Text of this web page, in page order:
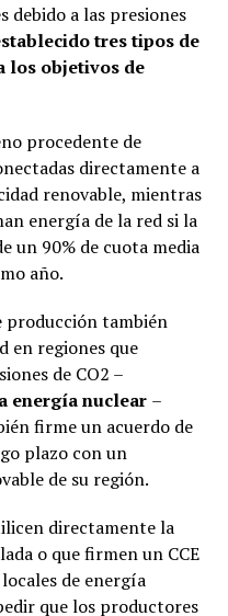
debido a las presiones
tres tipos de
los objetivos de
procedente de
directamente a
renovable, mientras
energía de la red si la
un 90% de cuota media
año.
producción también
en regiones que
de CO2 –
energía nuclear –
firme un acuerdo de
plazo con un
de su región.
directamente la
o que firmen un CCE
de energía
que los productores